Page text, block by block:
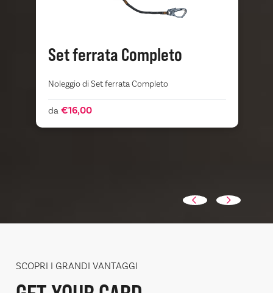
Set ferrata Completo
Noleggio di Set ferrata Completo
da€16,00
SCOPRI I GRANDI VANTAGGI